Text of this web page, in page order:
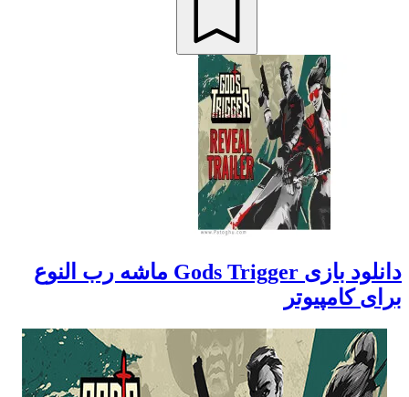
دانلود بازی Gods Trigger ماشه رب النوع
برای کامپیوتر